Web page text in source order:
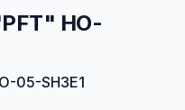
HO-
05-SH3E1